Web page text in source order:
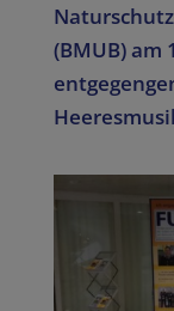
(BMUB) am